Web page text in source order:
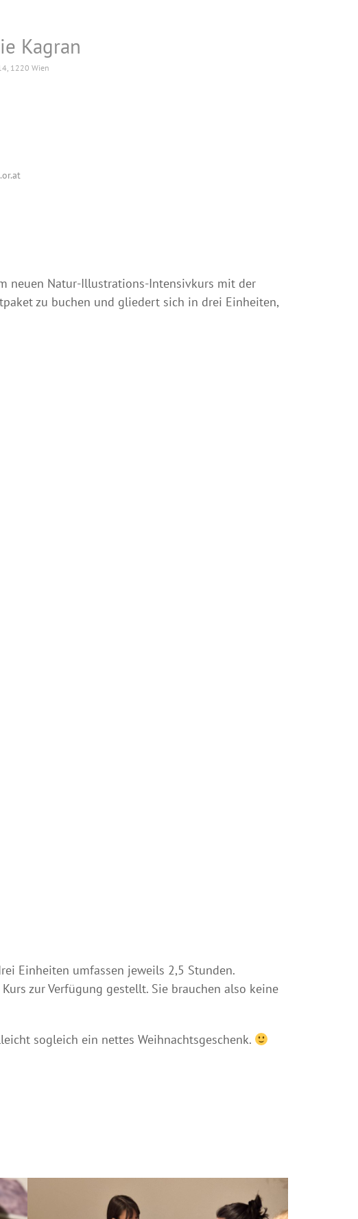
Kagran
1220 Wien
neuen Natur-Illustrations-Intensivkurs mit der
zu buchen und gliedert sich in drei Einheiten,
Einheiten umfassen jeweils 2,5 Stunden.
zur Verfügung gestellt. Sie brauchen also keine
sogleich ein nettes Weihnachtsgeschenk.